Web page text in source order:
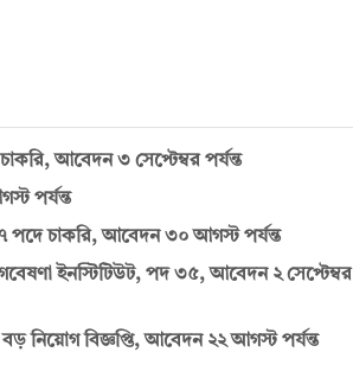
আবেদন ৩ সেপ্টেম্বর পর্যন্ত
পর্যন্ত
৭ পদে চাকরি, আবেদন ৩০ আগস্ট পর্যন্ত
গবেষণা ইনস্টিটিউট, পদ ৩৫, আবেদন ২ সেপ্টেম্বর
নিয়োগ বিজ্ঞপ্তি, আবেদন ২২ আগস্ট পর্যন্ত